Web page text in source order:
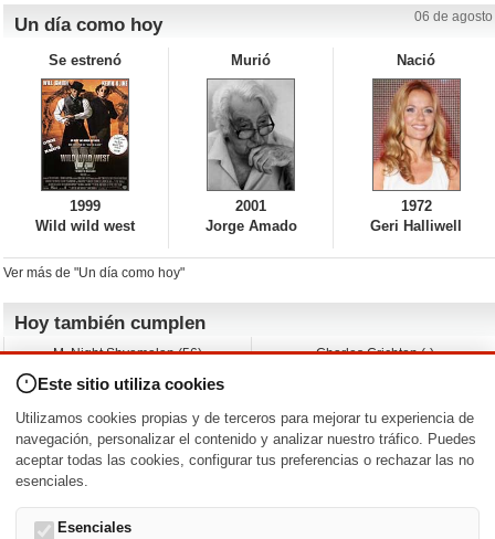
Un día como hoy 06 de agosto
Se estrenó
1999
Wild wild west
Murió
2001
Jorge Amado
Nació
1972
Geri Halliwell
Ver más de "Un día como hoy"
Hoy también cumplen
M. Night Shyamalan (56)
Andy Warhol (98)
Melissa George (50)
Vera Farmiga (53)
Charles Crichton (-)
Jeremy Ratchford (61)
Jason O’Mara (54)
Nacimientos y estrenos en la fecha
DD/MM /
Este sitio utiliza cookies
Utilizamos cookies propias y de terceros para mejorar tu experiencia de
navegación, personalizar el contenido y analizar nuestro tráfico. Puedes
aceptar todas las cookies, configurar tus preferencias o rechazar las no
esenciales.
Esenciales